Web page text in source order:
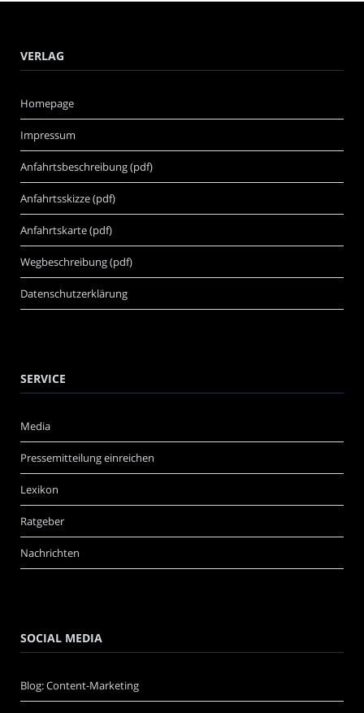
VERLAG
Homepage
Impressum
Anfahrtsbeschreibung (pdf)
Anfahrtsskizze (pdf)
Anfahrtskarte (pdf)
Wegbeschreibung (pdf)
Datenschutzerklärung
SERVICE
Media
Pressemitteilung einreichen
Lexikon
Ratgeber
Nachrichten
SOCIAL MEDIA
Blog: Content-Marketing